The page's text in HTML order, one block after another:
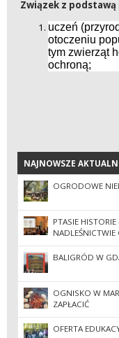
Związek z
uczeń
otoczeniu
tym zwierząt
ochroną;
NAJNOWSZE
NAJNOWSZE
OGRODOWE
PTASIE
NADLEŚNICTWIE
BALIGRÓD W
OGNISKO W
ZAPŁACIĆ
OFERTA